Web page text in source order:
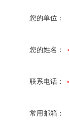
您的单位：
您的姓名：
联系电话：
常用邮箱：